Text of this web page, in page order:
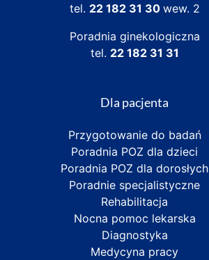
tel. 22 182 31 30 wew. 2
Poradnia ginekologiczna
tel. 22 182 31 31
Dla pacjenta
Przygotowanie do badań
Poradnia POZ dla dzieci
Poradnia POZ dla dorosłych
Poradnie specjalistyczne
Rehabilitacja
Nocna pomoc lekarska
Diagnostyka
Medycyna pracy